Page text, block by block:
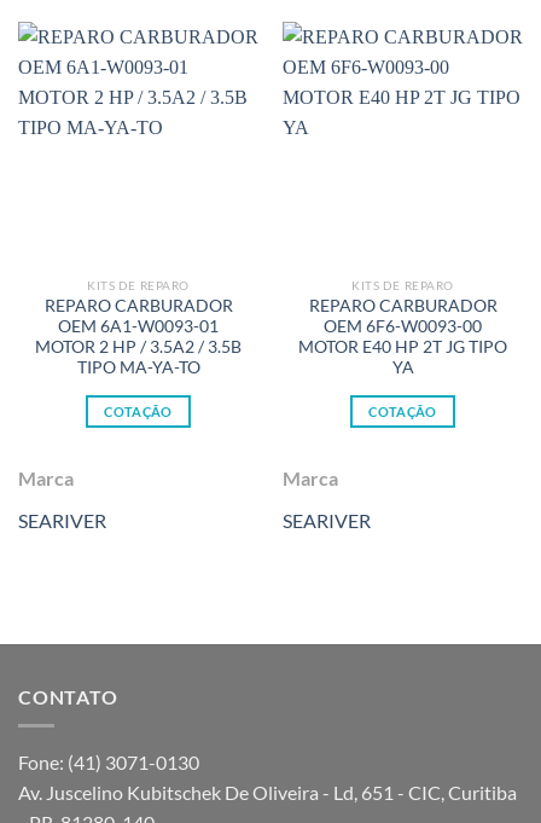
KITS DE REPARO
REPARO CARBURADOR
OEM 6A1-W0093-01
MOTOR 2 HP / 3.5A2 / 3.5B
TIPO MA-YA-TO
COTAÇÃO
Marca
SEARIVER
KITS DE REPARO
REPARO CARBURADOR
OEM 6F6-W0093-00
MOTOR E40 HP 2T JG TIPO
YA
COTAÇÃO
Marca
SEARIVER
CONTATO
Fone: (41) 3071-0130
Av. Juscelino Kubitschek De Oliveira - Ld, 651 - CIC, Curitiba